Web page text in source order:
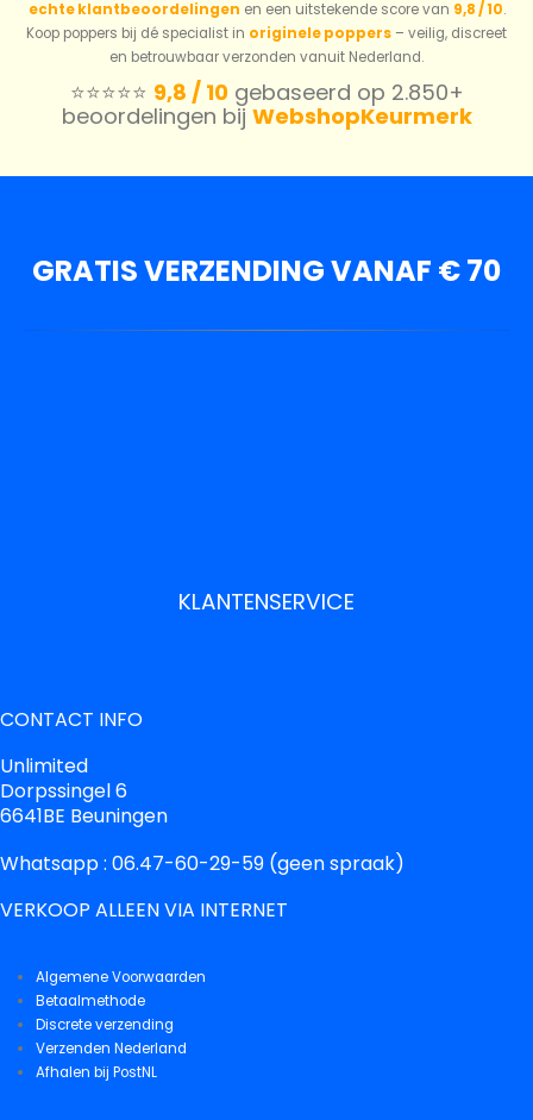
echte klantbeoordelingen en een uitstekende score van 9,8 / 10.
Koop poppers bij dé specialist in originele poppers – veilig, discreet
en betrouwbaar verzonden vanuit Nederland.
⭐️⭐️⭐️⭐️⭐️ 9,8 / 10gebaseerd op 2.850+
beoordelingen bij WebshopKeurmerk
GRATIS VERZENDING VANAF € 70
KLANTENSERVICE
CONTACT INFO
Unlimited
Dorpssingel 6
6641BE Beuningen
Whatsapp : 06.47-60-29-59 (geen spraak)
VERKOOP ALLEEN VIA INTERNET
Algemene Voorwaarden
Betaalmethode
Discrete verzending
Verzenden Nederland
Afhalen bij PostNL